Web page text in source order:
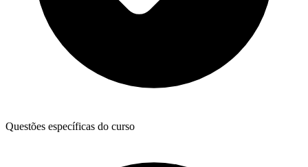
Questões específicas do curso